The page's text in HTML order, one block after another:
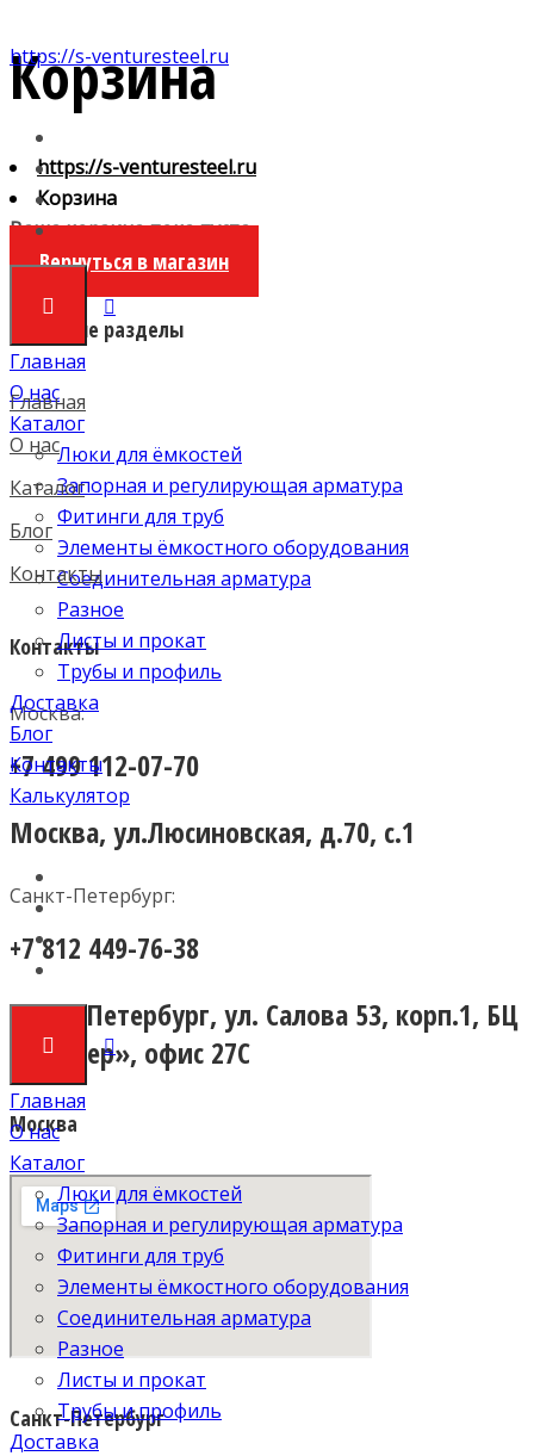
https://s-venturesteel.ru
Главная
О нас
Каталог
Люки для ёмкостей
Запорная и регулирующая арматура
Фитинги для труб
Элементы ёмкостного оборудования
Соединительная арматура
Разное
Листы и прокат
Трубы и профиль
Доставка
Блог
Контакты
Калькулятор
Главная
О нас
Каталог
Люки для ёмкостей
Запорная и регулирующая арматура
Фитинги для труб
Элементы ёмкостного оборудования
Соединительная арматура
Разное
Листы и прокат
Трубы и профиль
Доставка
Корзина
https://s-venturesteel.ru
Корзина
Ваша корзина пока пуста.
Вернуться в магазин
Основные разделы
Главная
О нас
Каталог
Блог
Контакты
Контакты
Москва:
+7 499 112-07-70
Москва, ул.Люсиновская, д.70, с.1
Санкт-Петербург:
+7 812 449-76-38
Санкт-Петербург, ул. Салова 53, корп.1, БЦ
«Пионер», офис 27С
Москва
Санкт-Петербург